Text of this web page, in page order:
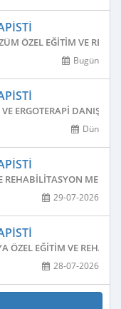
ÖZEL EĞITIM VE
Bugün
ERGOTERAPI
Dün
REHABILITASYON
29-07-2026
ÖZEL EĞITIM VE
28-07-2026